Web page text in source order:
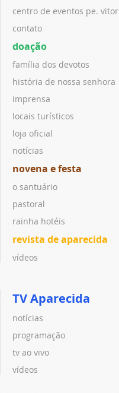
centro de eventos pe. vitor
contato
doação
família dos devotos
história de nossa senhora
imprensa
locais turísticos
loja oficial
notícias
novena e festa
o santuário
pastoral
rainha hotéis
revista de aparecida
vídeos
TV Aparecida
notícias
programação
tv ao vivo
vídeos